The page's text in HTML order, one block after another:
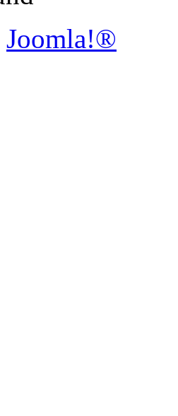
Joomla!®